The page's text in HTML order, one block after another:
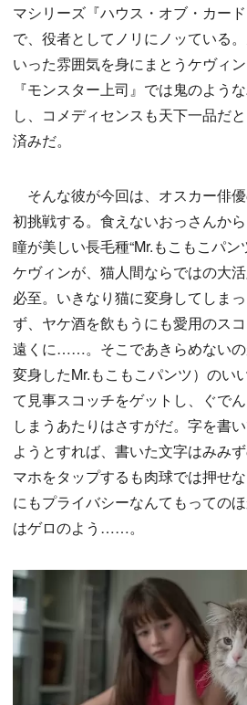
マシリーズ『ハウス・オブ・カー
で、役者としてノリにノッている
いった雰囲気を身にまとうケヴィ
『モンスター上司』では鬼のよう
し、コメディセンスも天下一品だ
済みだ。
そんな彼が今回は、オスカー俳
初挑戦する。食えないおっさんか
瞳が美しい長毛種“Mr.もこもこパン
ケヴィンが、猫人間ならではの大
必至。いきなり猫に変身してしま
ず、ヤケ酒を飲もうにも愛用のス
遠くに……。そこであきらめない
変身したMr.もこもこパンツ）のい
て見事スコッチをゲットし、ぐで
しまうあたりはさすがだ。字を書
ようとすれば、書いた文字はみみ
マホをタップするも肉球では押せ
にもプライバシーなんてもっての
はゲロのよう……。